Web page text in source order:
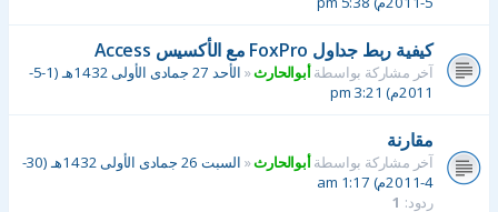
كيفية ربط جداول FoxPro مع الأكسيس Access
آخر مشاركة بواسطةأبوالحارث«
الأحد 27 جمادى الأولى 1432هـ (1-5-
2011م) 3:21 pm
مقارنة
آخر مشاركة بواسطةأبوالحارث«
السبت 26 جمادى الأولى 1432هـ (30-
4-2011م) 1:17 am
ردود: 1